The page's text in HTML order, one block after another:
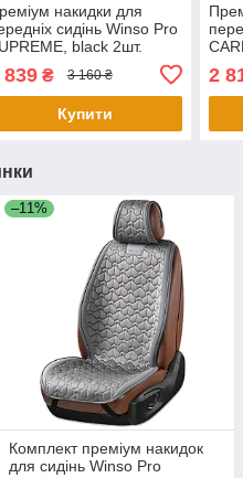
накидки для
сидінь Winso Pro
black 2шт.
839₴ 3 160 ₴
Купити
2
–11%
Комплект преміум накидок
для сидінь Winso Pro